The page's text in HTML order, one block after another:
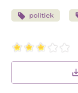
politiek